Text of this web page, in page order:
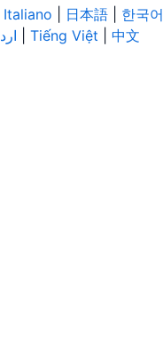
Italiano 日本語| 한국어
Tiếng Việt
中文